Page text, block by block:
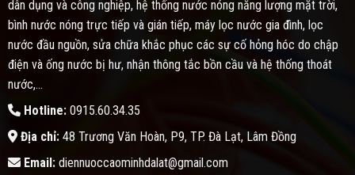
dân dụng và công nghiệp, hệ thống nước nóng năng lượng mặt trời,
bình nước nóng trực tiếp và gián tiếp, máy lọc nước gia đình, lọc
nước đầu nguồn, sửa chữa khắc phục các sự cố hỏng hóc do chập
điện và ống nước bị hư, nhận thông tắc bồn cầu và hệ thống thoát
nước,...
Hotline:0915.60.34.35
Địa chỉ:48 Trương Văn Hoàn, P9, TP. Đà Lạt, Lâm Đồng
Email:diennuoccaominhdalat@gmail.com